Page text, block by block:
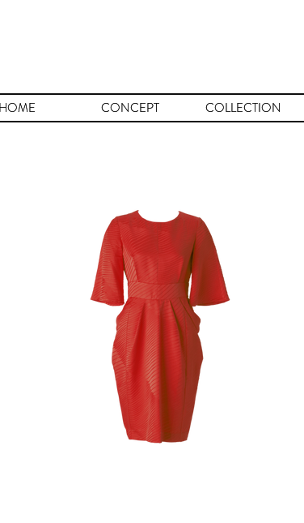
HOME CONCEPT COLLECTION
HOME CONCEPT COLLECTION